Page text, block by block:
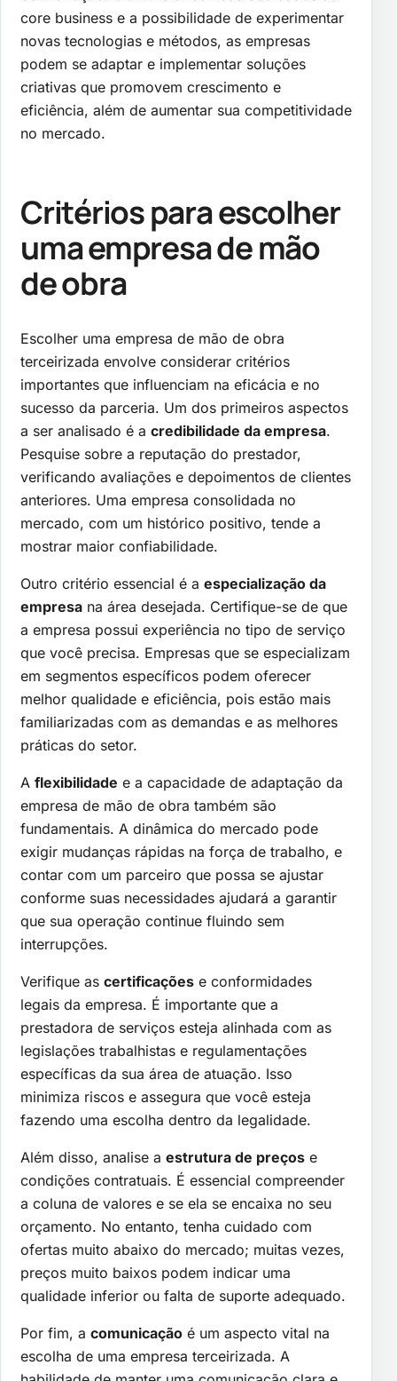
core business e a possibilidade de experimentar
novas tecnologias e métodos, as empresas
podem se adaptar e implementar soluções
criativas que promovem crescimento e
eficiência, além de aumentar sua competitividade
no mercado.
Critérios para escolher
uma empresa de mão
de obra
Escolher uma empresa de mão de obra
terceirizada envolve considerar critérios
importantes que influenciam na eficácia e no
sucesso da parceria. Um dos primeiros aspectos
a ser analisado é a credibilidade da empresa.
Pesquise sobre a reputação do prestador,
verificando avaliações e depoimentos de clientes
anteriores. Uma empresa consolidada no
mercado, com um histórico positivo, tende a
mostrar maior confiabilidade.
Outro critério essencial é a especialização da
empresa na área desejada. Certifique-se de que
a empresa possui experiência no tipo de serviço
que você precisa. Empresas que se especializam
em segmentos específicos podem oferecer
melhor qualidade e eficiência, pois estão mais
familiarizadas com as demandas e as melhores
práticas do setor.
A flexibilidade e a capacidade de adaptação da
empresa de mão de obra também são
fundamentais. A dinâmica do mercado pode
exigir mudanças rápidas na força de trabalho, e
contar com um parceiro que possa se ajustar
conforme suas necessidades ajudará a garantir
que sua operação continue fluindo sem
interrupções.
Verifique as certificações e conformidades
legais da empresa. É importante que a
prestadora de serviços esteja alinhada com as
legislações trabalhistas e regulamentações
específicas da sua área de atuação. Isso
minimiza riscos e assegura que você esteja
fazendo uma escolha dentro da legalidade.
Além disso, analise a estrutura de preços e
condições contratuais. É essencial compreender
a coluna de valores e se ela se encaixa no seu
orçamento. No entanto, tenha cuidado com
ofertas muito abaixo do mercado; muitas vezes,
preços muito baixos podem indicar uma
qualidade inferior ou falta de suporte adequado.
Por fim, a comunicação é um aspecto vital na
escolha de uma empresa terceirizada. A